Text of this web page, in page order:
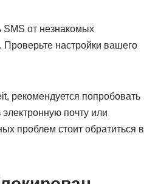
SMS от незнакомых
Проверьте настройки вашего
рекомендуется попробовать
почту или
проблем стоит обратиться в